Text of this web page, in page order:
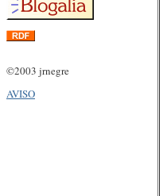
©2003 jrnegre
AVISO